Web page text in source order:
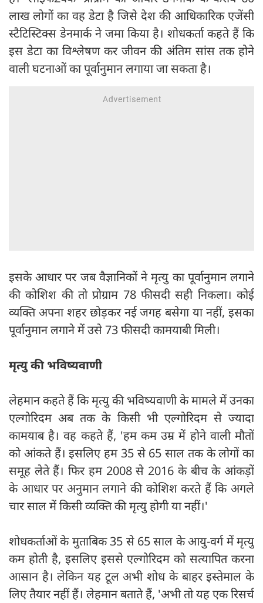
लाख लोगों का वह डेटा है जिसे देश की आधिकारिक एजेंसी
स्टैटिस्टिक्स डेनमार्क ने जमा किया है। शोधकर्ता कहते हैं कि
इस डेटा का विश्लेषण कर जीवन की अंतिम सांस तक होने
वाली घटनाओं का पूर्वानुमान लगाया जा सकता है।
इसके आधार पर जब वैज्ञानिकों ने मृत्यु का पूर्वानुमान लगाने
की कोशिश की तो प्रोग्राम 78 फीसदी सही निकला। कोई
व्यक्ति अपना शहर छोड़कर नई जगह बसेगा या नहीं, इसका
पूर्वानुमान लगाने में उसे 73 फीसदी कामयाबी मिली।
मृत्यु की भविष्यवाणी
लेहमान कहते हैं कि मृत्यु की भविष्यवाणी के मामले में उनका
एल्गोरिदम अब तक के किसी भी एल्गोरिदम से ज्यादा
कामयाब है। वह कहते हैं, 'हम कम उम्र में होने वाली मौतों
को आंकते हैं। इसलिए हम 35 से 65 साल तक के लोगों का
समूह लेते हैं। फिर हम 2008 से 2016 के बीच के आंकड़ों
के आधार पर अनुमान लगाने की कोशिश करते हैं कि अगले
चार साल में किसी व्यक्ति की मृत्यु होगी या नहीं।'
शोधकर्ताओं के मुताबिक 35 से 65 साल के आयु-वर्ग में मृत्यु
कम होती है, इसलिए इससे एल्गोरिदम को सत्यापित करना
आसान है। लेकिन यह टूल अभी शोध के बाहर इस्तेमाल के
लिए तैयार नहीं हैं। लेहमान बताते हैं, 'अभी तो यह एक रिसर्च